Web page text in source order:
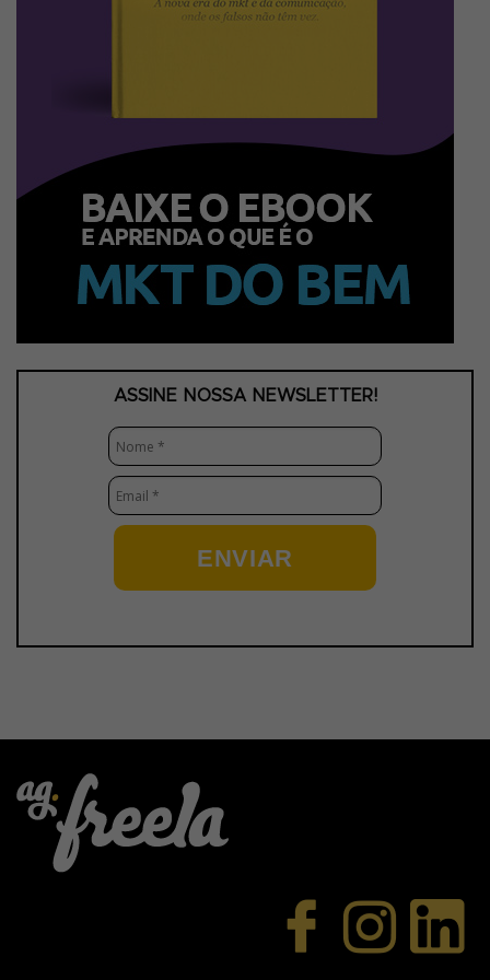
ASSINE NOSSA NEWSLETTER!
ENVIAR